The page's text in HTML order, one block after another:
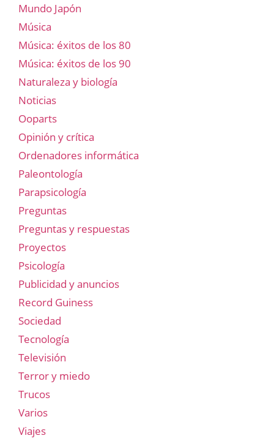
Mundo Japón
Música
Música: éxitos de los 80
Música: éxitos de los 90
Naturaleza y biología
Noticias
Ooparts
Opinión y crítica
Ordenadores informática
Paleontología
Parapsicología
Preguntas
Preguntas y respuestas
Proyectos
Psicología
Publicidad y anuncios
Record Guiness
Sociedad
Tecnología
Televisión
Terror y miedo
Trucos
Varios
Viajes